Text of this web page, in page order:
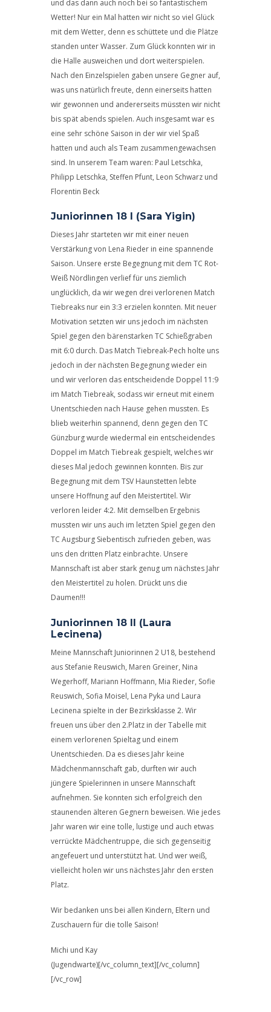
und das dann auch noch bei so fantastischem
Wetter! Nur ein Mal hatten wir nicht so viel Glück
mit dem Wetter, denn es schüttete und die Plätze
standen unter Wasser. Zum Glück konnten wir in
die Halle ausweichen und dort weiterspielen.
Nach den Einzelspielen gaben unsere Gegner auf,
was uns natürlich freute, denn einerseits hatten
wir gewonnen und andererseits müssten wir nicht
bis spät abends spielen. Auch insgesamt war es
eine sehr schöne Saison in der wir viel Spaß
hatten und auch als Team zusammengewachsen
sind. In unserem Team waren: Paul Letschka,
Philipp Letschka, Steffen Pfunt, Leon Schwarz und
Florentin Beck
Juniorinnen 18 I (Sara Yigin)
Dieses Jahr starteten wir mit einer neuen
Verstärkung von Lena Rieder in eine spannende
Saison. Unsere erste Begegnung mit dem TC Rot-
Weiß Nördlingen verlief für uns ziemlich
unglücklich, da wir wegen drei verlorenen Match
Tiebreaks nur ein 3:3 erzielen konnten. Mit neuer
Motivation setzten wir uns jedoch im nächsten
Spiel gegen den bärenstarken TC Schießgraben
mit 6:0 durch. Das Match Tiebreak-Pech holte uns
jedoch in der nächsten Begegnung wieder ein
und wir verloren das entscheidende Doppel 11:9
im Match Tiebreak, sodass wir erneut mit einem
Unentschieden nach Hause gehen mussten. Es
blieb weiterhin spannend, denn gegen den TC
Günzburg wurde wiedermal ein entscheidendes
Doppel im Match Tiebreak gespielt, welches wir
dieses Mal jedoch gewinnen konnten. Bis zur
Begegnung mit dem TSV Haunstetten lebte
unsere Hoffnung auf den Meistertitel. Wir
verloren leider 4:2. Mit demselben Ergebnis
mussten wir uns auch im letzten Spiel gegen den
TC Augsburg Siebentisch zufrieden geben, was
uns den dritten Platz einbrachte. Unsere
Mannschaft ist aber stark genug um nächstes Jahr
den Meistertitel zu holen. Drückt uns die
Daumen!!!
Juniorinnen 18 II (Laura
Lecinena)
Meine Mannschaft Juniorinnen 2 U18, bestehend
aus Stefanie Reuswich, Maren Greiner, Nina
Wegerhoff, Mariann Hoffmann, Mia Rieder, Sofie
Reuswich, Sofia Moisel, Lena Pyka und Laura
Lecinena spielte in der Bezirksklasse 2. Wir
freuen uns über den 2.Platz in der Tabelle mit
einem verlorenen Spieltag und einem
Unentschieden. Da es dieses Jahr keine
Mädchenmannschaft gab, durften wir auch
jüngere Spielerinnen in unsere Mannschaft
aufnehmen. Sie konnten sich erfolgreich den
staunenden älteren Gegnern beweisen. Wie jedes
Jahr waren wir eine tolle, lustige und auch etwas
verrückte Mädchentruppe, die sich gegenseitig
angefeuert und unterstützt hat. Und wer weiß,
vielleicht holen wir uns nächstes Jahr den ersten
Platz.
Wir bedanken uns bei allen Kindern, Eltern und
Zuschauern für die tolle Saison!
Michi und Kay
(Jugendwarte)[/vc_column_text][/vc_column]
[/vc_row]